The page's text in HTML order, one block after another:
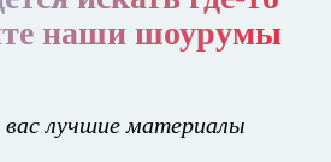
наши шоурумы
лучшие материалы